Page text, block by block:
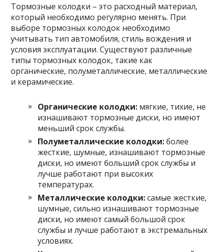
Тормозные колодки – это расходный материал,
который необходимо регулярно менять. При
выборе тормозных колодок необходимо
учитывать тип автомобиля, стиль вождения и
условия эксплуатации. Существуют различные
типы тормозных колодок, такие как
органические, полуметаллические, металлические
и керамические.
Органические колодки: мягкие, тихие, не
изнашивают тормозные диски, но имеют
меньший срок службы.
Полуметаллические колодки:более
жесткие, шумные, изнашивают тормозные
диски, но имеют больший срок службы и
лучше работают при высоких
температурах.
Металлические колодки:самые жесткие,
шумные, сильно изнашивают тормозные
диски, но имеют самый большой срок
службы и лучше работают в экстремальных
условиях.